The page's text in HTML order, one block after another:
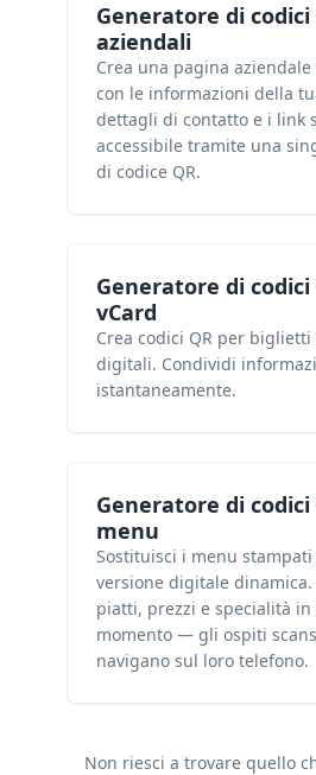
Generatore di codici
aziendali
Crea una pagina
con le informazioni della
dettagli di contatto e i link
accessibile tramite una
di codice QR.
Generatore di codici
vCard
Crea codici QR per biglietti
digitali. Condividi
istantaneamente.
Generatore di codici
menu
Sostituisci i menu stampati
versione digitale
piatti, prezzi e specialità in
momento — gli ospiti
navigano sul loro telefono.
Non riesci a trovare quello